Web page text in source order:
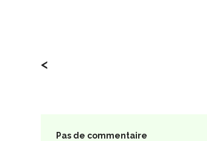
<
Pas de commentaire